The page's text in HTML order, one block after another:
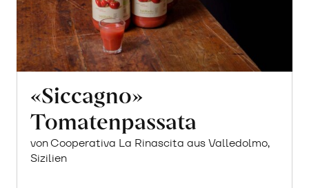
«Siccagno»
Tomatenpassata
von Cooperativa La Rinascita aus Valledolmo,
Sizilien